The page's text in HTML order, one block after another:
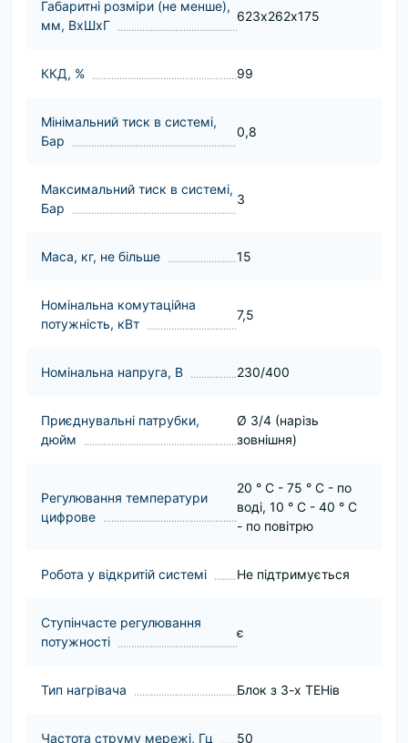
Габаритні розміри (не менше),
мм, ВхШхГ
623х262х175
ККД, % 99
Мінімальний тиск в системі,
Бар
0,8
Максимальний тиск в системі,
Бар
3
Маса, кг, не більше 15
Номінальна комутаційна
потужність, кВт
7,5
Номінальна напруга, В 230/400
Приєднувальні патрубки,
дюйм
Ø 3/4 (нарізь
зовнішня)
Регулювання температури
цифрове
20 ° C - 75 ° C - по
воді, 10 ° С - 40 ° С
- по повітрю
Робота у відкритій системі Не підтримується
Ступінчасте регулювання
потужності
є
Тип нагрівача Блок з 3-х ТЕНів
Частота струму мережі, Гц 50